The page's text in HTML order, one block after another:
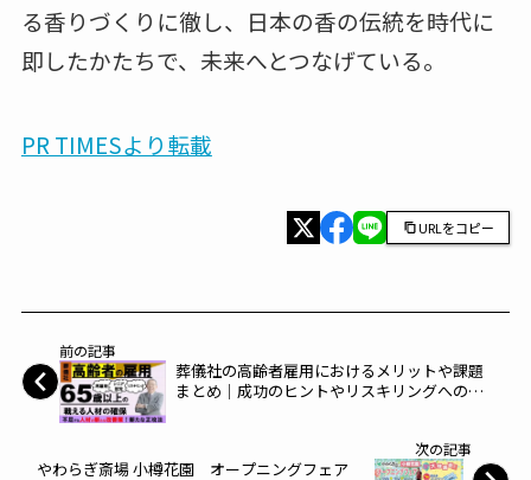
る香りづくりに徹し、日本の香の伝統を時代に
即したかたちで、未来へとつなげている。
PR TIMESより転載
URLをコピー
前の記事
葬儀社の高齢者雇用におけるメリットや課題
まとめ｜成功のヒントやリスキリングへの対
次の記事
やわらぎ斎場 小樽花園 オープニングフェア